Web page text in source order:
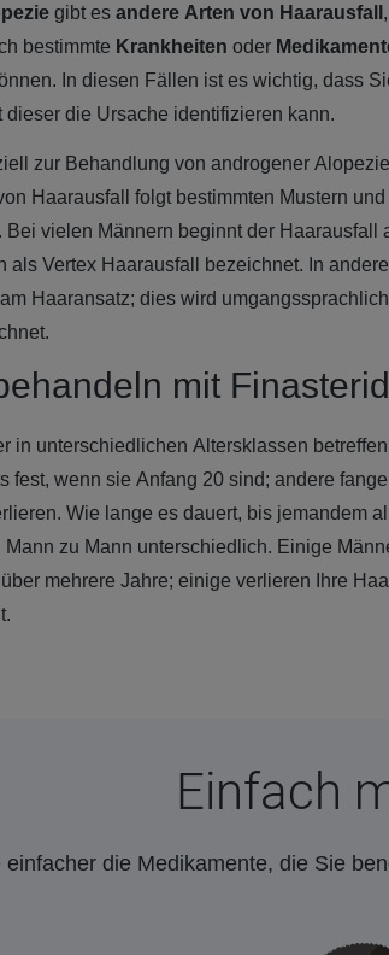
gibt es andere Arten von Haarausfall
bestimmte Krankheiten oder
In diesen Fällen ist es wichtig, dass
dieser die Ursache identifizieren kann.
zur Behandlung von androgener Alopezie
Haarausfall folgt bestimmten Mustern und
vielen Männern beginnt der Haarausfall
als Vertex Haarausfall bezeichnet. In
Haaransatz; dies wird
mit Finasterid
in unterschiedlichen Altersklassen
fest, wenn sie Anfang 20 sind; andere
Wie lange es dauert, bis jemandem
zu Mann unterschiedlich. Einige
mehrere Jahre; einige verlieren Ihre
Einfach
einfacher die Medikamente, die Sie